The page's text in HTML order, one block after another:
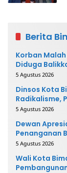
Berita
Korban
Diduga
5 Agustus 2026
Dinsos Kota
Radikalisme,
5 Agustus 2026
Dewan
Penanganan
5 Agustus 2026
Wali Kota